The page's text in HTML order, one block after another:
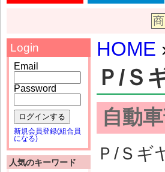
HOME
Ｐ/Ｓ
自動
Ｐ/Ｓギ
Login
Email
Password
ログインする
新規会員登録(組合員
になる)
人気のキーワード